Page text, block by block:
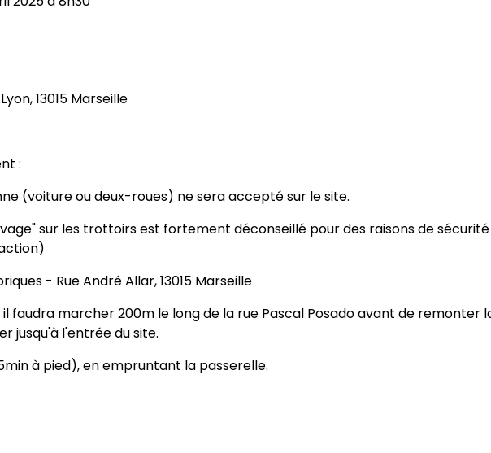
13015 Marseille
:
(voiture ou deux-roues) ne sera accepté sur le site.
sur les trottoirs est fortement déconseillé pour des raisons de sécurité
- Rue André Allar, 13015 Marseille
faudra marcher 200m le long de la rue Pascal Posado avant de remonter
jusqu'à l'entrée du site.
à pied), en empruntant la passerelle.